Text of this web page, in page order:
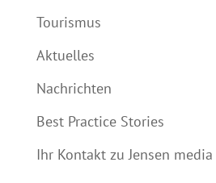
Tourismus
Aktuelles
Nachrichten
Best Practice Stories
Ihr Kontakt zu Jensen media